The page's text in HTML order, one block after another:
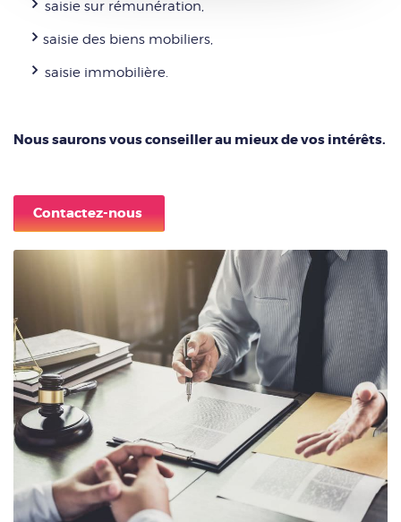
saisie sur rémunération,
saisie des biens mobiliers,
saisie immobilière.
Nous saurons vous conseiller au mieux de vos intérêts.
Contactez-nous